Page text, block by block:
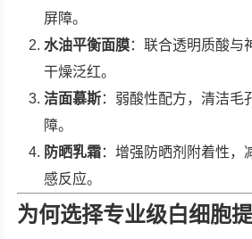
屏障。
水油平衡面膜：联合透明质酸与
干燥泛红。
洁面慕斯：弱酸性配方，清洁毛
障。
防晒乳霜：增强防晒剂附着性，
感反应。
为何选择专业级白细胞